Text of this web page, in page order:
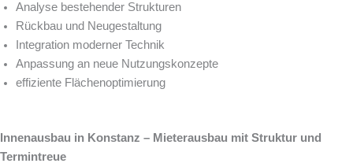
Analyse bestehender Strukturen
Rückbau und Neugestaltung
Integration moderner Technik
Anpassung an neue Nutzungskonzepte
effiziente Flächenoptimierung
Innenausbau in Konstanz – Mieterausbau mit Struktur und
Termintreue